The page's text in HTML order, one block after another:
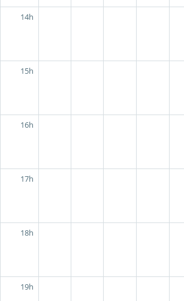
14h
15h
16h
17h
18h
19h